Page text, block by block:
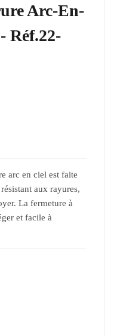
Arc-En-
Réf.22-
arc en ciel est faite
aux rayures,
La fermeture à
et facile à